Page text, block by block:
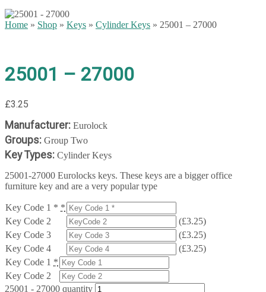
Home » Shop » Keys » Cylinder Keys » 25001 – 27000
25001 – 27000
£3.25
Manufacturer: Eurolock
Groups: Group Two
Key Types: Cylinder Keys
25001-27000 Eurolocks keys. These keys are a bigger office
furniture key and are a very popular type
Key Code 1 * *
Key Code 2
(£3.25)
Key Code 3
(£3.25)
Key Code 4
(£3.25)
Key Code 1 *
Key Code 2
25001 - 27000 quantity